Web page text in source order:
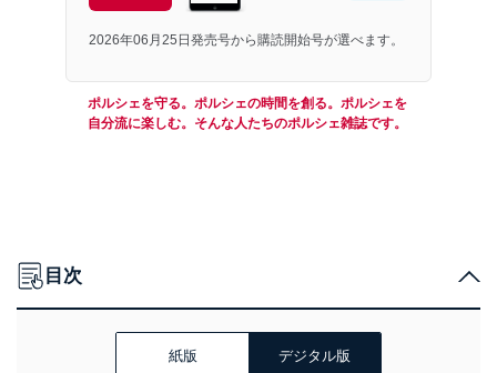
2026年06月25日発売号から購読開始号が選べます。
ポルシェを守る。ポルシェの時間を創る。ポルシェを
自分流に楽しむ。そんな人たちのポルシェ雑誌です。
目次
紙版 デジタル版